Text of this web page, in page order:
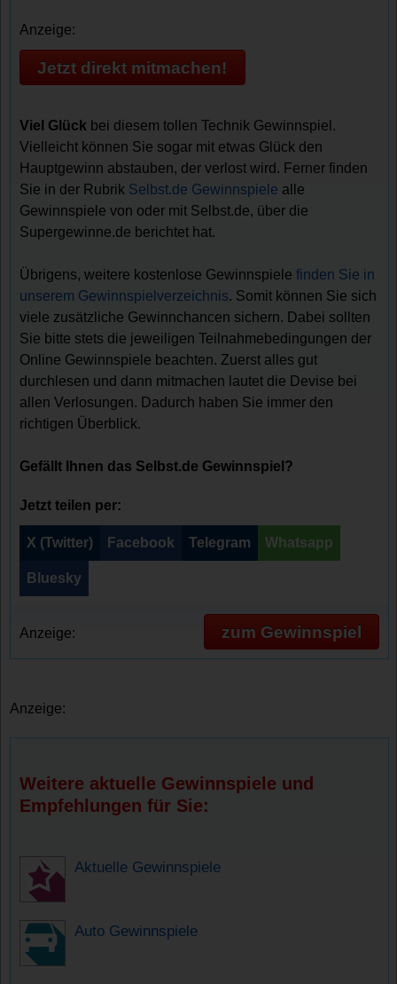
Anzeige:
Jetzt direkt mitmachen!
Viel Glück bei diesem tollen Technik Gewinnspiel.
Vielleicht können Sie sogar mit etwas Glück den
Hauptgewinn abstauben, der verlost wird. Ferner finden
Sie in der Rubrik Selbst.de Gewinnspiele alle
Gewinnspiele von oder mit Selbst.de, über die
Supergewinne.de berichtet hat.
Übrigens, weitere kostenlose Gewinnspielefinden Sie in
unserem Gewinnspielverzeichnis. Somit können Sie sich
viele zusätzliche Gewinnchancen sichern. Dabei sollten
Sie bitte stets die jeweiligen Teilnahmebedingungen der
Online Gewinnspiele beachten. Zuerst alles gut
durchlesen und dann mitmachen lautet die Devise bei
allen Verlosungen. Dadurch haben Sie immer den
richtigen Überblick.
Gefällt Ihnen das Selbst.de Gewinnspiel?
Jetzt teilen per:
X (Twitter) Facebook Telegram Whatsapp
Bluesky
Anzeige: zum Gewinnspiel
Anzeige:
Weitere aktuelle Gewinnspiele und
Empfehlungen für Sie:
Aktuelle Gewinnspiele
Auto Gewinnspiele